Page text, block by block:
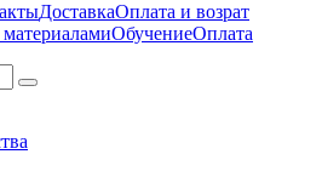
ДоставкаОплата и возрат
материаламиОбучениеОплата